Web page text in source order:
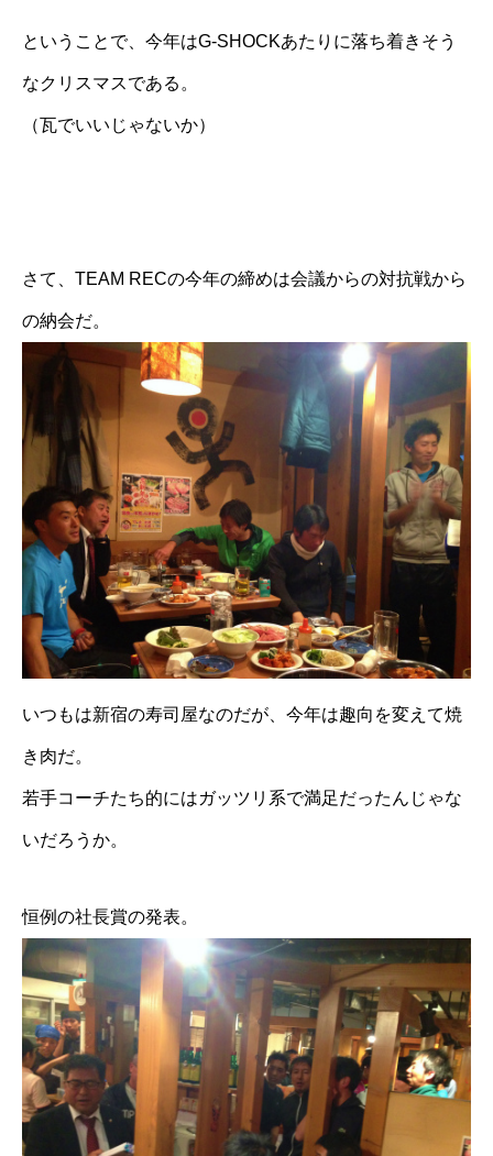
ということで、今年はG-SHOCKあたりに落ち着きそう
なクリスマスである。
（瓦でいいじゃないか）
さて、TEAM RECの今年の締めは会議からの対抗戦から
の納会だ。
いつもは新宿の寿司屋なのだが、今年は趣向を変えて焼
き肉だ。
若手コーチたち的にはガッツリ系で満足だったんじゃな
いだろうか。
恒例の社長賞の発表。